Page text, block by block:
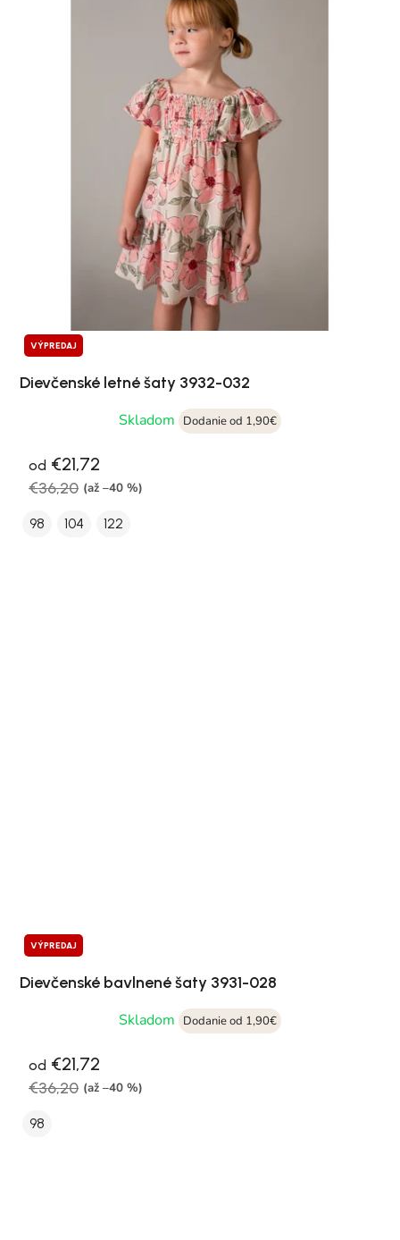
VÝPREDAJ
Dievčenské letné šaty 3932-032
Skladom
Dodanie od 1,90€
od €21,72
€36,20 (až –40 %)
98 104 122
VÝPREDAJ
Dievčenské bavlnené šaty 3931-028
Skladom
Dodanie od 1,90€
od €21,72
€36,20 (až –40 %)
98